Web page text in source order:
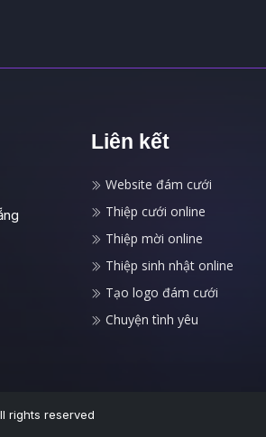
Liên kết
Website đám cưới
Thiệp cưới online
Thiệp mời online
Thiệp sinh nhật online
Tạo logo đám cưới
Chuyện tình yêu
rights reserved